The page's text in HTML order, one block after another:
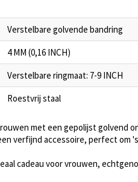
Verstelbare golvende bandring
4 MM (0,16 INCH)
Verstelbare ringmaat: 7-9 INCH
Roestvrij staal
met een gepolijst golvend
verfijnd accessoire, perfect om
cadeau voor vrouwen,